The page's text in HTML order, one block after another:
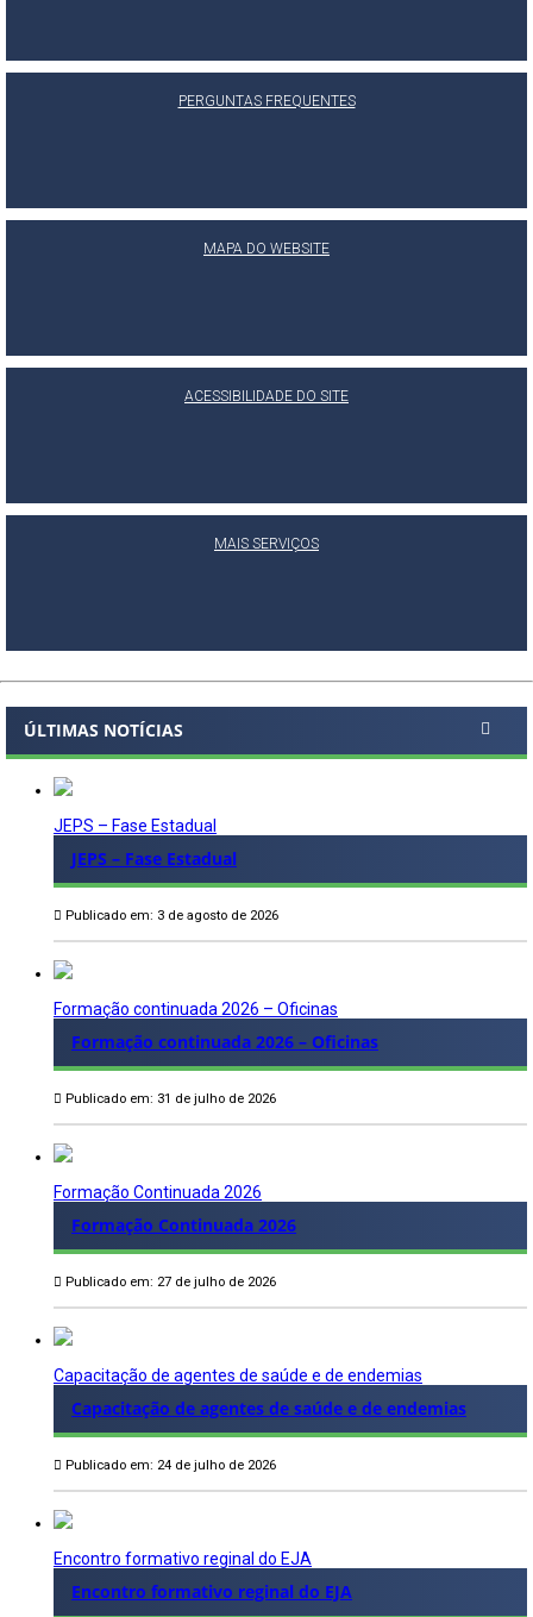
PERGUNTAS FREQUENTES
MAPA DO WEBSITE
ACESSIBILIDADE DO SITE
MAIS SERVIÇOS
ÚLTIMAS NOTÍCIAS
JEPS – Fase Estadual
JEPS – Fase Estadual
Publicado em: 3 de agosto de 2026
Formação continuada 2026 – Oficinas
Formação continuada 2026 – Oficinas
Publicado em: 31 de julho de 2026
Formação Continuada 2026
Formação Continuada 2026
Publicado em: 27 de julho de 2026
Capacitação de agentes de saúde e de endemias
Capacitação de agentes de saúde e de endemias
Publicado em: 24 de julho de 2026
Encontro formativo reginal do EJA
Encontro formativo reginal do EJA